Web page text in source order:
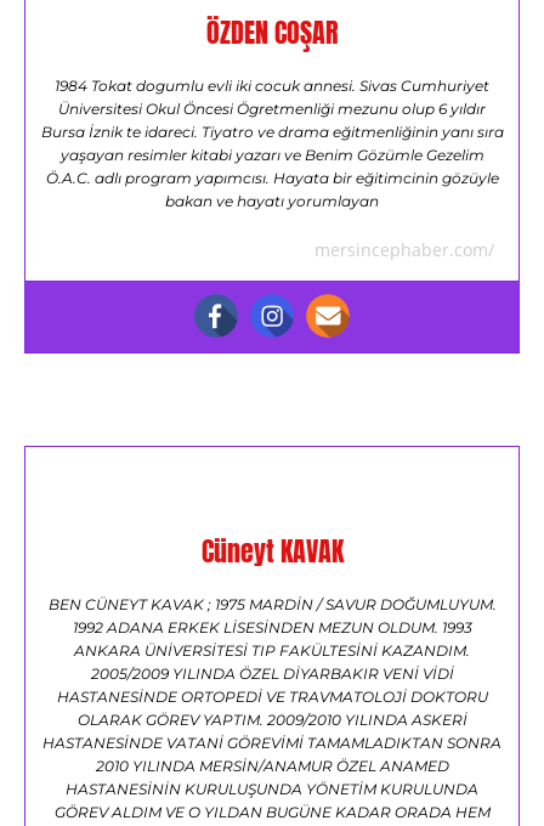
ÖZDEN COŞAR
1984 Tokat dogumlu evli iki cocuk annesi. Sivas Cumhuriyet
Üniversitesi Okul Öncesi Ögretmenliği mezunu olup 6 yıldır
Bursa İznik te idareci. Tiyatro ve drama eğitmenliğinin yanı sıra
yaşayan resimler kitabi yazarı ve Benim Gözümle Gezelim
Ö.A.C. adlı program yapımcısı. Hayata bir eğitimcinin gözüyle
bakan ve hayatı yorumlayan
mersincephaber.com/
Cüneyt KAVAK
BEN CÜNEYT KAVAK ; 1975 MARDİN / SAVUR DOĞUMLUYUM.
1992 ADANA ERKEK LİSESİNDEN MEZUN OLDUM. 1993
ANKARA ÜNİVERSİTESİ TIP FAKÜLTESİNİ KAZANDIM.
2005/2009 YILINDA ÖZEL DİYARBAKIR VENİ VİDİ
HASTANESİNDE ORTOPEDİ VE TRAVMATOLOJİ DOKTORU
OLARAK GÖREV YAPTIM. 2009/2010 YILINDA ASKERİ
HASTANESİNDE VATANİ GÖREVİMİ TAMAMLADIKTAN SONRA
2010 YILINDA MERSİN/ANAMUR ÖZEL ANAMED
HASTANESİNİN KURULUŞUNDA YÖNETİM KURULUNDA
GÖREV ALDIM VE O YILDAN BUGÜNE KADAR ORADA HEM